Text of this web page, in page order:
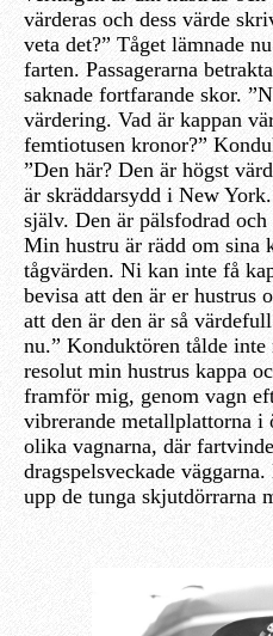
värderas och dess värde
veta det?” Tåget lämnade
farten. Passagerarna
saknade fortfarande skor.
värdering. Vad är kappan
femtiotusen kronor?”
”Den här? Den är högst
är skräddarsydd i New
själv. Den är pälsfodrad
Min hustru är rädd om sina
tågvärden. Ni kan inte få
bevisa att den är er hustrus
att den är den är så
nu.” Konduktören tålde inte
resolut min hustrus kappa
framför mig, genom vagn
vibrerande metallplattorna i
olika vagnarna, där
dragspelsveckade
upp de tunga skjutdörrarna